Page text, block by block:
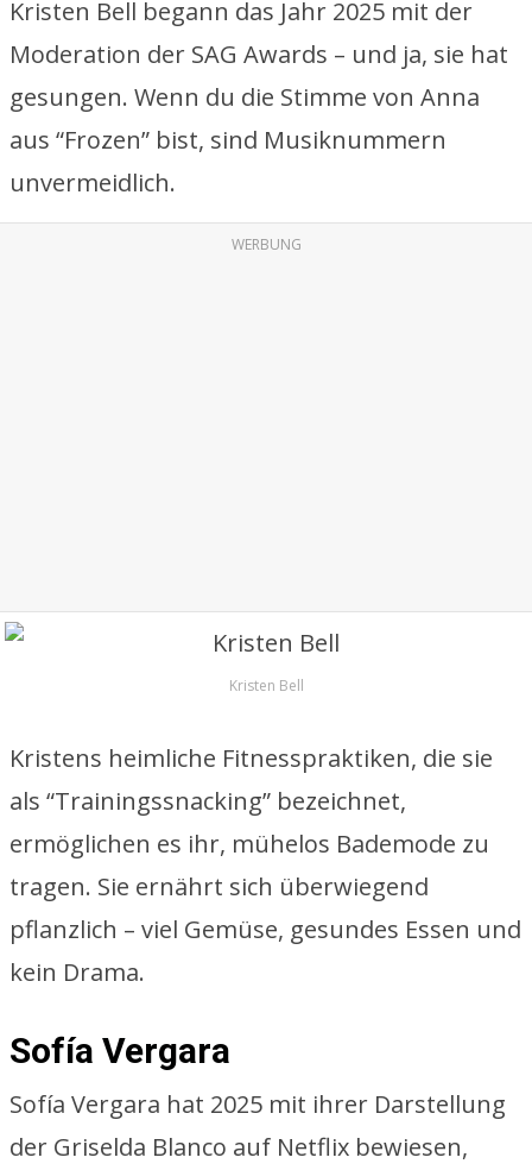
Kristen Bell begann das Jahr 2025 mit der
Moderation der SAG Awards – und ja, sie hat
gesungen. Wenn du die Stimme von Anna
aus “Frozen” bist, sind Musiknummern
unvermeidlich.
WERBUNG
Kristen Bell
Kristens heimliche Fitnesspraktiken, die sie
als “Trainingssnacking” bezeichnet,
ermöglichen es ihr, mühelos Bademode zu
tragen. Sie ernährt sich überwiegend
pflanzlich – viel Gemüse, gesundes Essen und
kein Drama.
Sofía Vergara
Sofía Vergara hat 2025 mit ihrer Darstellung
der Griselda Blanco auf Netflix bewiesen,